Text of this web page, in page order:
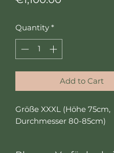
Quantity *
Add to Cart
Größe XXXL (Höhe 75cm,
Durchmesser 80-85cm)